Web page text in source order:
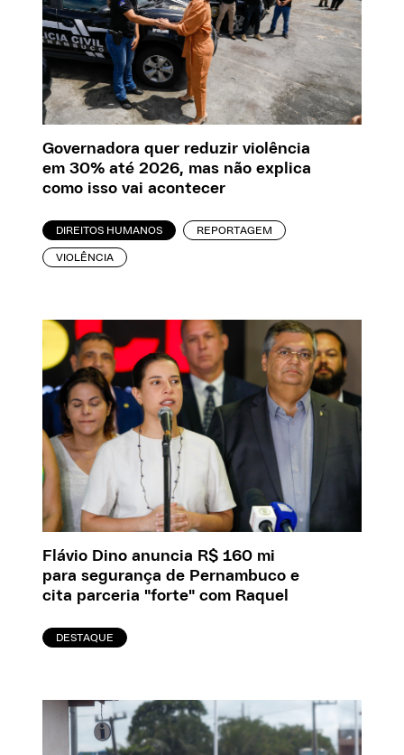
Governadora quer reduzir violência
em 30% até 2026, mas não explica
como isso vai acontecer
DIREITOS HUMANOS REPORTAGEM
VIOLÊNCIA
Flávio Dino anuncia R$ 160 mi
para segurança de Pernambuco e
cita parceria "forte" com Raquel
DESTAQUE